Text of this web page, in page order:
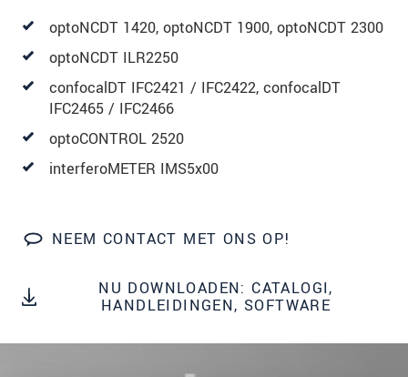
optoNCDT 1420, optoNCDT 1900, optoNCDT 2300
optoNCDT ILR2250
confocalDT IFC2421 / IFC2422, confocalDT
IFC2465 / IFC2466
optoCONTROL 2520
interferoMETER IMS5x00
NEEM CONTACT MET ONS OP!
NU DOWNLOADEN: CATALOGI,
HANDLEIDINGEN, SOFTWARE
BERICHT VERZENDEN